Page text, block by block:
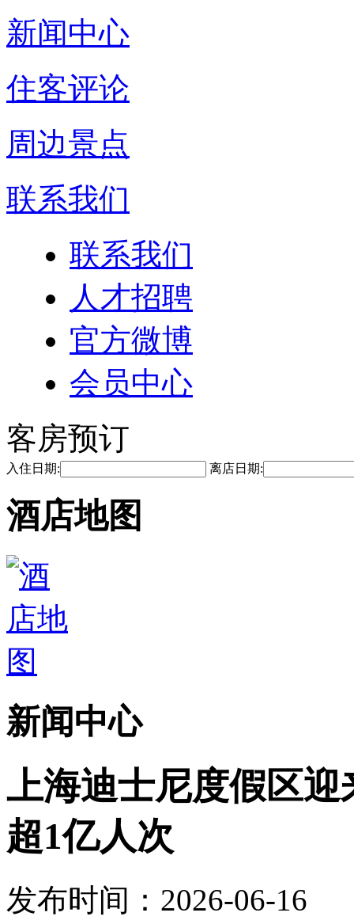
新闻中心
住客评论
周边景点
联系我们
联系我们
人才招聘
官方微博
会员中心
客房预订
入住日期: 离店日期:
酒店地图
新闻中心
上海迪士尼度假区
超1亿人次
发布时间：2026-06-16